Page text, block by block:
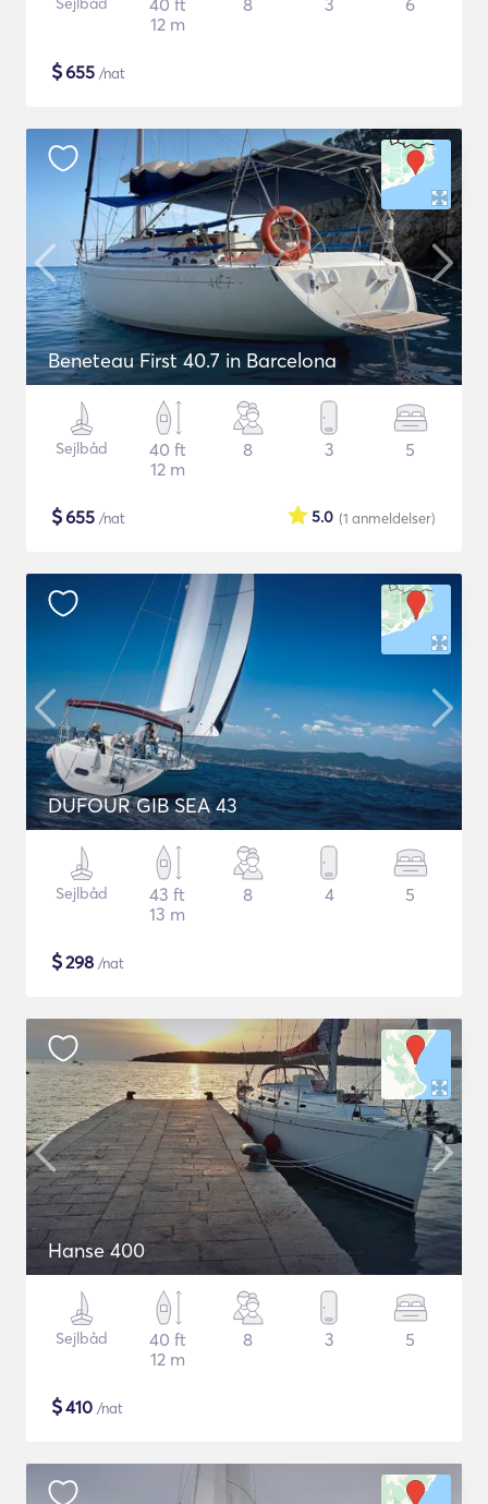
40 ft
12 m
8 3 6
$655 /nat
Beneteau First 40.7 in Barcelona
Sejlbåd
40 ft
12 m
8 3 5
$655 /nat (1 anmeldelser)
5.0
DUFOUR GIB SEA 43
Sejlbåd
43 ft
13 m
8 4 5
$298 /nat
Hanse 400
Sejlbåd
40 ft
12 m
8 3 5
$410 /nat